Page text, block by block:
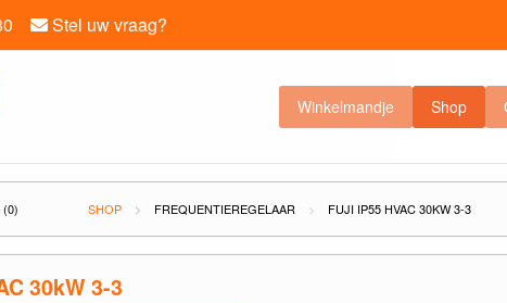
Stel uw vraag?
Winkelmandje Shop
SHOP FREQUENTIEREGELAAR FUJI IP55 HVAC 30KW 3-3
30kW 3-3